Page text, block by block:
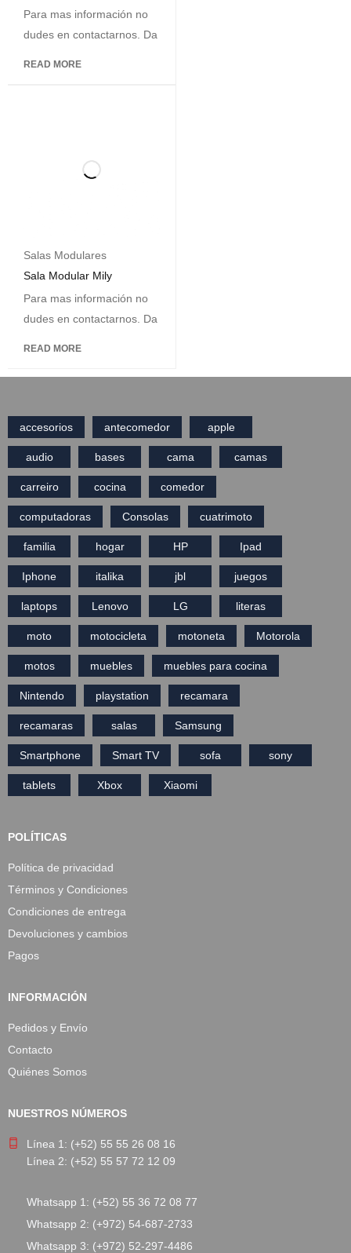
Para mas información no
dudes en contactarnos. Da
READ MORE
Salas Modulares
Sala Modular Mily
Para mas información no
dudes en contactarnos. Da
READ MORE
accesorios antecomedor apple
audio bases cama camas
carreiro cocina comedor
computadoras Consolas cuatrimoto
familia hogar HP Ipad
Iphone italika jbl juegos
laptops Lenovo LG literas
moto motocicleta motoneta Motorola
motos muebles muebles para cocina
Nintendo playstation recamara
recamaras salas Samsung
Smartphone Smart TV sofa sony
tablets Xbox Xiaomi
POLÍTICAS
Política de privacidad
Términos y Condiciones
Condiciones de entrega
Devoluciones y cambios
Pagos
INFORMACIÓN
Pedidos y Envío
Contacto
Quiénes Somos
NUESTROS NÚMEROS
Línea 1: (+52) 55 55 26 08 16
Línea 2: (+52) 55 57 72 12 09
Whatsapp 1: (+52) 55 36 72 08 77
Whatsapp 2: (+972) 54-687-2733
Whatsapp 3: (+972) 52-297-4486